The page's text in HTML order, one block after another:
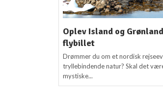
Oplev Island og
flybillet
Drømmer du om et nordisk
tryllebindende natur? Skal det
mystiske...